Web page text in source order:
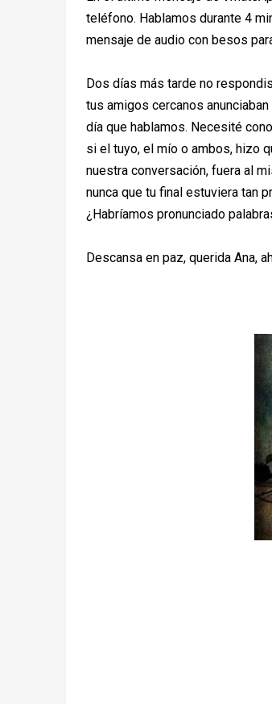
teléfono. Hablamos durante 4
mensaje de audio con besos
Dos días más tarde no
tus amigos cercanos
día que hablamos. Necesité
si el tuyo, el mío o ambos, hizo
nuestra conversación, fuera al
nunca que tu final estuviera tan
¿Habríamos pronunciado
Descansa en paz, querida Ana,